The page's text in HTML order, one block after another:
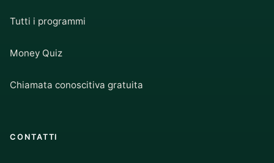
Tutti i programmi
Money Quiz
Chiamata conoscitiva gratuita
CONTATTI